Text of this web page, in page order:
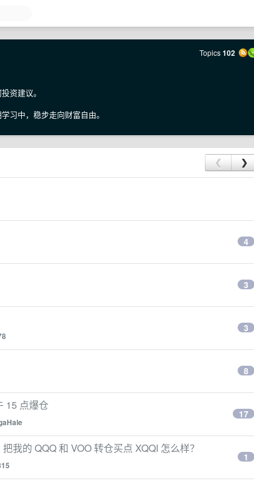
Topics102
资建议。
习中，稳步走向财富自由。
❮ ❯
4
3
3
8
15 点爆仓
17
我的 QQQ 和 VOO 转仓买点 XQQI 怎么样？
1